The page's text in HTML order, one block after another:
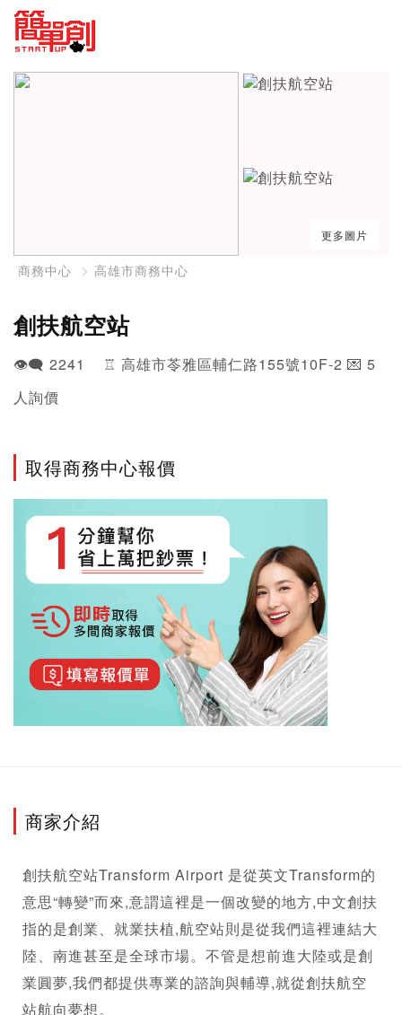
更多圖片
商務中心 高雄市商務中心
創扶航空站
👁️‍🗨️ 2241 ♖ 高雄市苓雅區輔仁路155號10F-2 💌 5
人詢價
取得商務中心報價
商家介紹
創扶航空站Transform Airport 是從英文Transform的
意思“轉變”而來,意謂這裡是一個改變的地方,中文創扶
指的是創業、就業扶植,航空站則是從我們這裡連結大
陸、南進甚至是全球市場。不管是想前進大陸或是創
業圓夢,我們都提供專業的諮詢與輔導,就從創扶航空
站航向夢想。